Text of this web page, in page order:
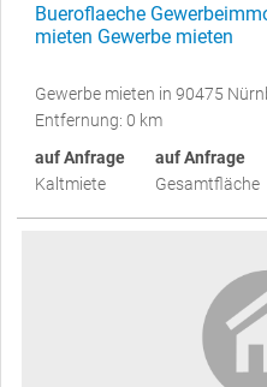
Bueroflaeche
mieten Gewerbe mieten
Gewerbe mieten in 90475
Entfernung: 0 km
auf Anfrage
Kaltmiete
auf Anfrage
Gesamtfläche